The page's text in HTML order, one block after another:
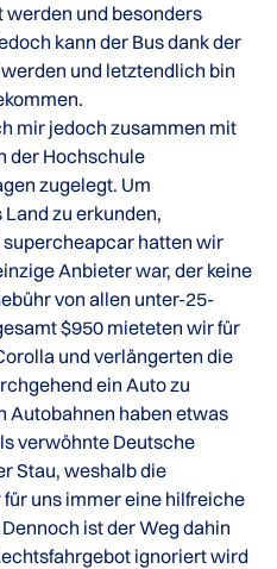
und besonders
kann der Bus dank der
und letztendlich bin
mir jedoch zusammen mit
der Hochschule
zugelegt. Um
zu erkunden,
hatten wir
Anbieter war, der keine
von allen unter-25-
$950 mieteten wir für
und verlängerten die
ein Auto zu
Autobahnen haben etwas
verwöhnte Deutsche
Stau, weshalb die
uns immer eine hilfreiche
ist der Weg dahin
ignoriert wird